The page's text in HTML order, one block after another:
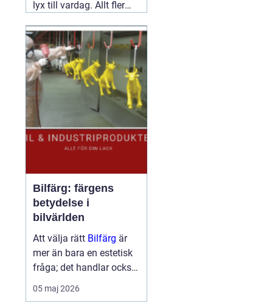
lyx till vardag. Allt fler
att kunna tanka över
natten, slippa köer vid
publika laddare och ha
full kontroll över sina
elkostnader.
31 maj
2026
Bilfärg: färgens
betydelse i
bilvärlden
Att välja rätt Bilfärg är
mer än bara en estetisk
fråga; det handlar också
om att förstå hur val av
färg kan påverka bilens
05 maj 2026